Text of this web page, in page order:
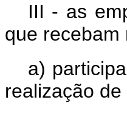
III - as
que recebam
a)
realização